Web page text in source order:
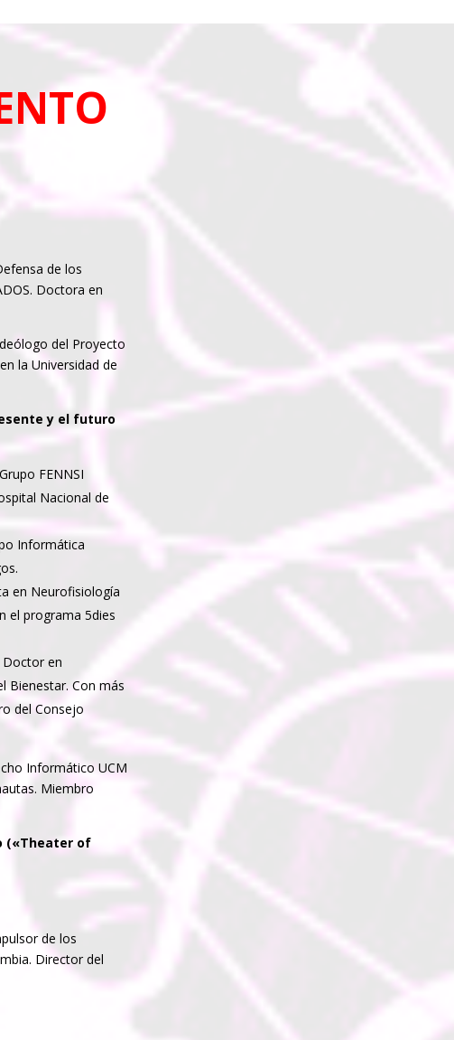
de los
Doctora en
del Proyecto
la Universidad de
y el futuro
FENNSI
Nacional de
Informática
en Neurofisiología
el programa 5dies
Doctor en
Bienestar. Con más
del Consejo
Informático UCM
Miembro
(«Theater of
de los
Director del